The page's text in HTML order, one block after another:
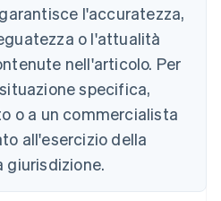
l'accuratezza,
o l'attualità
nell'articolo. Per
specifica,
o a un commercialista
all'esercizio della
giurisdizione.